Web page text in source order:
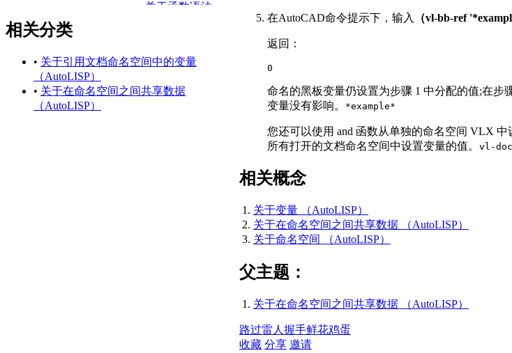
关于函数语法
关于整数
关于
（AutoLISP/ActiveX）
相关分类
• 关于引用文档命名空间中的变量
（AutoLISP）
• 关于在命名空间之间共享数据
（AutoLISP）
在AutoCAD命令提示下，输入 （vl-bb-ref
返回：
0
命名的黑板变量仍设置为步骤 1 中分配的值;在步
变量没有影响。
*example*
您还可以使用 and 函数从单独的命名空间 VLX
所有打开的文档命名空间中设置变量的值。 vl-
相关概念
关于变量 （AutoLISP）
关于在命名空间之间共享数据 （AutoLISP）
关于命名空间 （AutoLISP）
父主题：
关于在命名空间之间共享数据 （AutoLISP）
路过雷人 握手鲜花鸡蛋
收藏 分享 邀请